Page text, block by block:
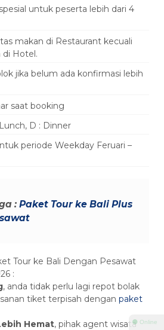
untuk peserta lebih dari 4
makan di Restaurant kecuali
di Hotel.
jika belum ada konfirmasi lebih
saat booking
D : Dinner
periode Weekday Feruari –
:Paket Tour ke Bali Plus
Tour ke Bali Dengan Pesawat
:
, anda tidak perlu lagi repot bolak
tiket terpisah dengan paket
Hemat, pihak agent wisata⚫ Online